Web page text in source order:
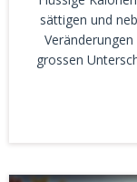
sättigen und
grossen